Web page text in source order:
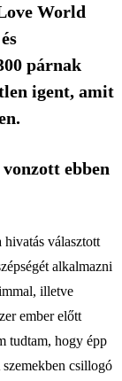
World
párnak
igent, amit
ebben
hivatás választott
alkalmazni
illetve
ember előtt
tudtam, hogy épp
csillogó